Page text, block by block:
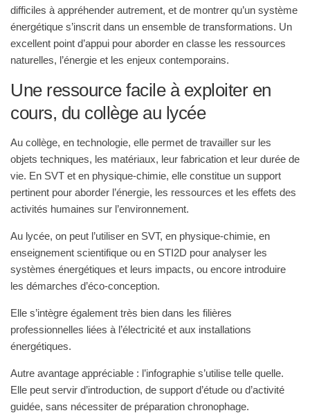
difficiles à appréhender autrement, et de montrer qu’un système
énergétique s’inscrit dans un ensemble de transformations. Un
excellent point d’appui pour aborder en classe les ressources
naturelles, l’énergie et les enjeux contemporains.
Une ressource facile à exploiter en
cours, du collège au lycée
Au collège, en technologie, elle permet de travailler sur les
objets techniques, les matériaux, leur fabrication et leur durée de
vie. En SVT et en physique-chimie, elle constitue un support
pertinent pour aborder l’énergie, les ressources et les effets des
activités humaines sur l’environnement.
Au lycée, on peut l’utiliser en SVT, en physique-chimie, en
enseignement scientifique ou en STI2D pour analyser les
systèmes énergétiques et leurs impacts, ou encore introduire
les démarches d’éco-conception.
Elle s’intègre également très bien dans les filières
professionnelles liées à l’électricité et aux installations
énergétiques.
Autre avantage appréciable : l’infographie s’utilise telle quelle.
Elle peut servir d’introduction, de support d’étude ou d’activité
guidée, sans nécessiter de préparation chronophage.